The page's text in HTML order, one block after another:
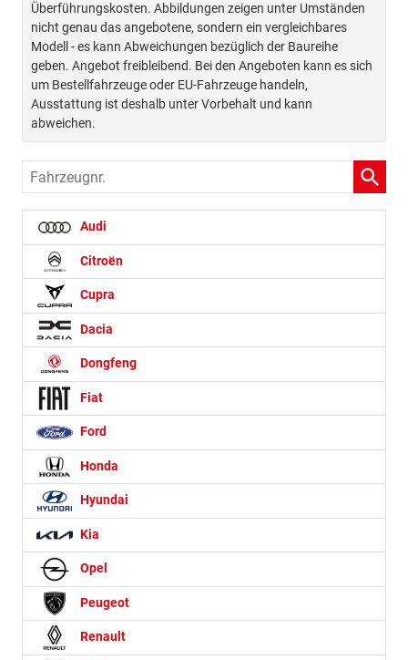
Überführungskosten. Abbildungen zeigen unter Umständen
nicht genau das angebotene, sondern ein vergleichbares
Modell - es kann Abweichungen bezüglich der Baureihe
geben. Angebot freibleibend. Bei den Angeboten kann es sich
um Bestellfahrzeuge oder EU-Fahrzeuge handeln,
Ausstattung ist deshalb unter Vorbehalt und kann
abweichen.
Fahrzeugnr.
Audi
Citroën
Cupra
Dacia
Dongfeng
Fiat
Ford
Honda
Hyundai
Kia
Opel
Peugeot
Renault